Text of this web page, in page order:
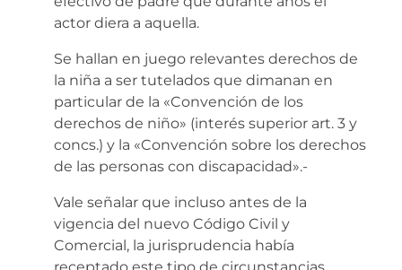
actor diera a aquella.
Se hallan en juego relevantes derechos de
la niña a ser tutelados que dimanan en
particular de la «Convención de los
derechos de niño» (interés superior art. 3 y
concs.) y la «Convención sobre los derechos
de las personas con discapacidad».-
Vale señalar que incluso antes de la
vigencia del nuevo Código Civil y
Comercial, la jurisprudencia había